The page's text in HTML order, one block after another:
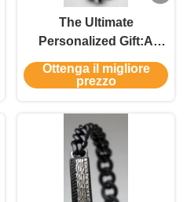
The Ultimate
Personalized Gift:A
Classic Cuban Chain
with Custom engraving
Ottenga il migliore
prezzo